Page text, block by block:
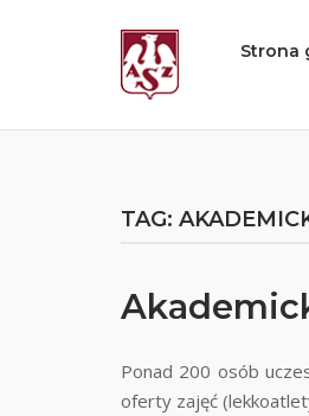
Home Strona
TAG:
Ponad 200 osób
oferty zajęć